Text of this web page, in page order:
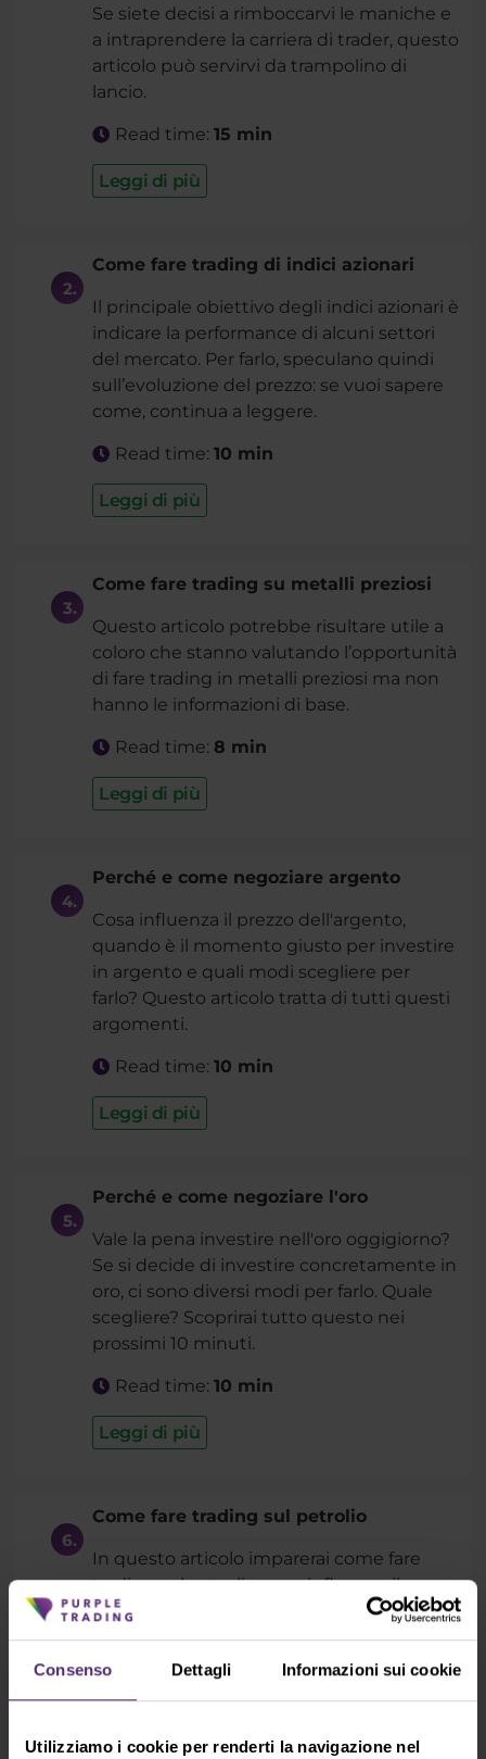
Consenso Dettagli Informazioni sui cookie
Utilizziamo i cookie per renderti la navigazione nel
Se siete decisi a rimboccarvi le maniche e
a intraprendere la carriera di trader, questo
articolo può servirvi da trampolino di
lancio.
Read time: 15 min
Leggi di più
Come fare trading di indici azionari
Il principale obiettivo degli indici azionari è
indicare la performance di alcuni settori
del mercato. Per farlo, speculano quindi
sull’evoluzione del prezzo: se vuoi sapere
come, continua a leggere.
Read time: 10 min
Leggi di più
Come fare trading su metalli preziosi
Questo articolo potrebbe risultare utile a
coloro che stanno valutando l’opportunità
di fare trading in metalli preziosi ma non
hanno le informazioni di base.
Read time: 8 min
Leggi di più
Perché e come negoziare argento
Cosa influenza il prezzo dell'argento,
quando è il momento giusto per investire
in argento e quali modi scegliere per
farlo? Questo articolo tratta di tutti questi
argomenti.
Read time: 10 min
Leggi di più
Perché e come negoziare l'oro
Vale la pena investire nell'oro oggigiorno?
Se si decide di investire concretamente in
oro, ci sono diversi modi per farlo. Quale
scegliere? Scoprirai tutto questo nei
prossimi 10 minuti.
Read time: 10 min
Leggi di più
Come fare trading sul petrolio
In questo articolo imparerai come fare
trading sul petrolio, cosa influenza il
prezzo del petrolio e perché il petrolio è
uno strumento di trading così popolare.
Read time:10 min
Containsvideo
Leggi di più